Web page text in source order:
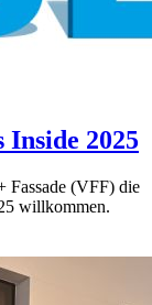
Inside 2025
Fassade (VFF) die
willkommen.